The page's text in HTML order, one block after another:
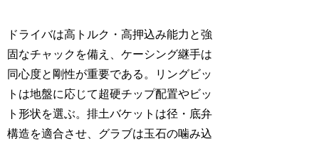
ドライバは高トルク・高押込み能力と強
固なチャックを備え、ケーシング継手は
同心度と剛性が重要である。リングビッ
トは地盤に応じて超硬チップ配置やビッ
ト形状を選ぶ。排土バケットは径・底弁
構造を適合させ、グラブは玉石の噛み込